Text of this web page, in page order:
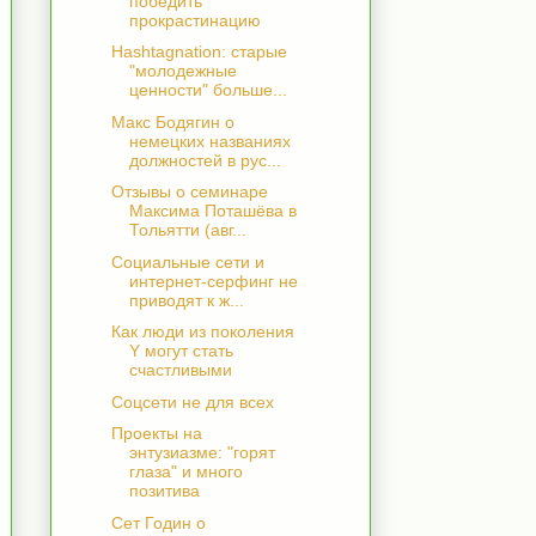
прокрастинацию
Hashtagnation: старые
"молодежные
ценности" больше...
Макс Бодягин о
немецких названиях
должностей в рус...
Отзывы о семинаре
Максима Поташёва в
Тольятти (авг...
Социальные сети и
интернет-серфинг не
приводят к ж...
Как люди из поколения
Y могут стать
счастливыми
Соцсети не для всех
Проекты на
энтузиазме: "горят
глаза" и много
позитива
Сет Годин о